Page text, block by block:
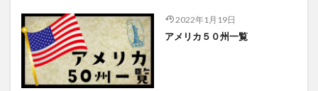
2022年1月19日
アメリカ５０州一覧